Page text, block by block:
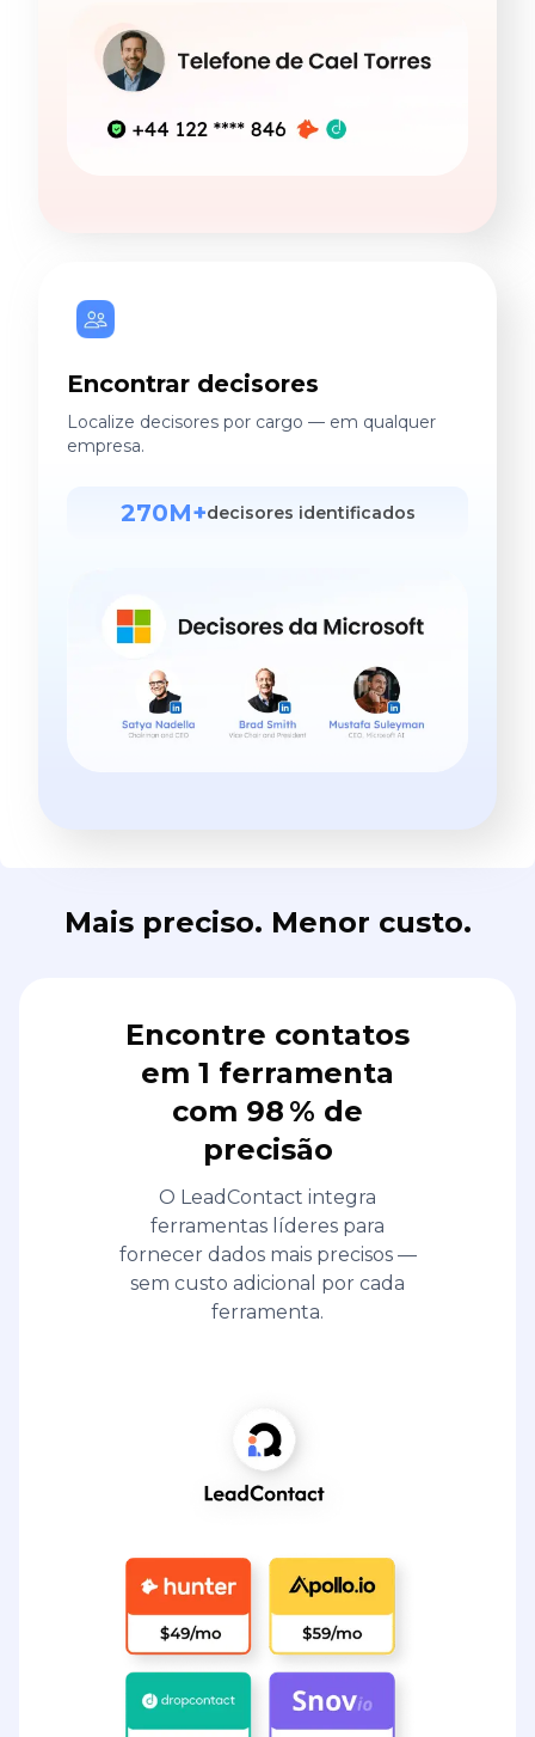
Encontrar decisores
Localize decisores por cargo — em qualquer
empresa.
270M+decisores identificados
Mais preciso. Menor custo.
Encontre contatos
em 1 ferramenta
com 98 % de
precisão
O LeadContact integra
ferramentas líderes para
fornecer dados mais precisos —
sem custo adicional por cada
ferramenta.